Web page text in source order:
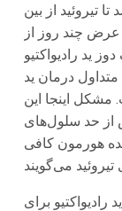
می‌کشد تا تیروئید از بین
عرض چند روز از
ید رادیواکتیو
درمان ید
مشکل اینجا این
از حد سلول‌های
هورمون کافی
برای